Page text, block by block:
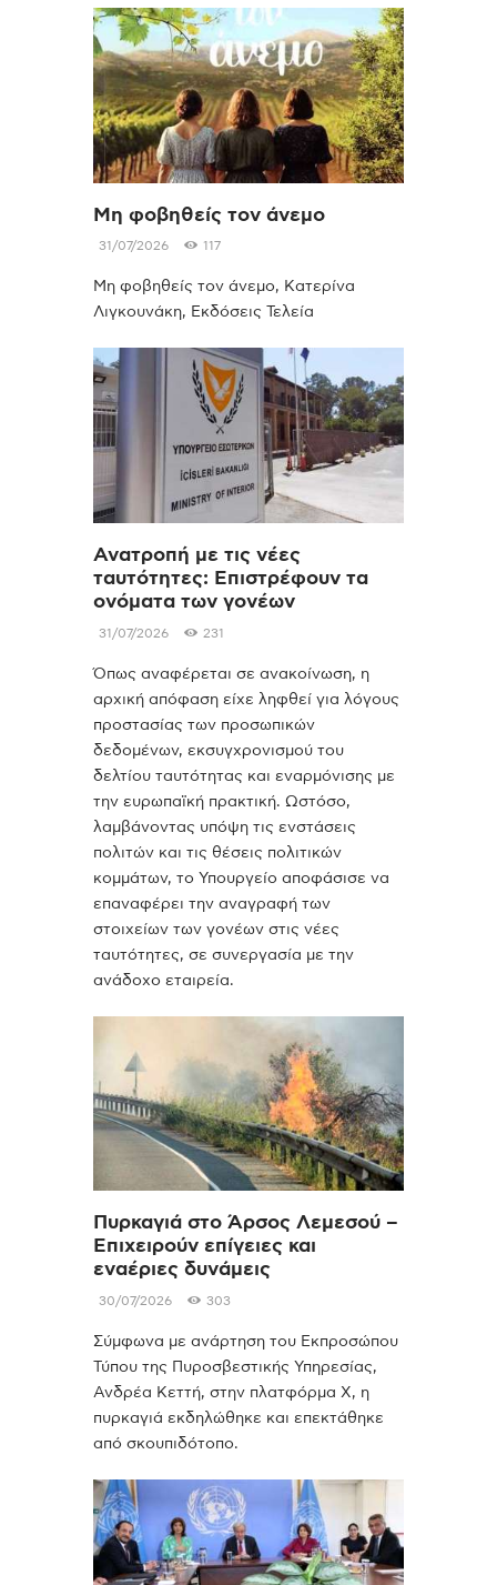
Μη φοβηθείς τον άνεμο
31/07/2026 117
Μη φοβηθείς τον άνεμο, Κατερίνα
Λιγκουνάκη, Εκδόσεις Τελεία
Ανατροπή με τις νέες
ταυτότητες: Επιστρέφουν τα
ονόματα των γονέων
31/07/2026 231
Όπως αναφέρεται σε ανακοίνωση, η
αρχική απόφαση είχε ληφθεί για λόγους
προστασίας των προσωπικών
δεδομένων, εκσυγχρονισμού του
δελτίου ταυτότητας και εναρμόνισης με
την ευρωπαϊκή πρακτική. Ωστόσο,
λαμβάνοντας υπόψη τις ενστάσεις
πολιτών και τις θέσεις πολιτικών
κομμάτων, το Υπουργείο αποφάσισε να
επαναφέρει την αναγραφή των
στοιχείων των γονέων στις νέες
ταυτότητες, σε συνεργασία με την
ανάδοχο εταιρεία.
Πυρκαγιά στο Άρσος Λεμεσού –
Επιχειρούν επίγειες και
εναέριες δυνάμεις
30/07/2026 303
Σύμφωνα με ανάρτηση του Εκπροσώπου
Τύπου της Πυροσβεστικής Υπηρεσίας,
Ανδρέα Κεττή, στην πλατφόρμα Χ, η
πυρκαγιά εκδηλώθηκε και επεκτάθηκε
από σκουπιδότοπο.